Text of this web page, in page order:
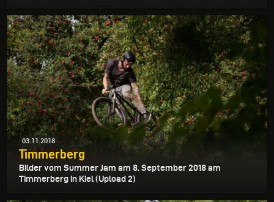
03.11.2018
Timmerberg
Bilder vom Summer Jam am 8. September 2018 am
Timmerberg in Kiel (Upload 2)